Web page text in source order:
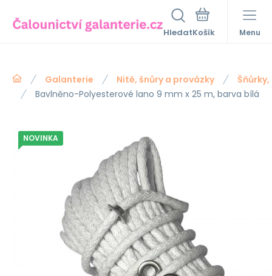
Hledat Menu
Galanterie Nitě, šnůry a provázky
Bavlněno-Polyesterové lano 9 mm x 25 m, barva bílá
NOVINKA